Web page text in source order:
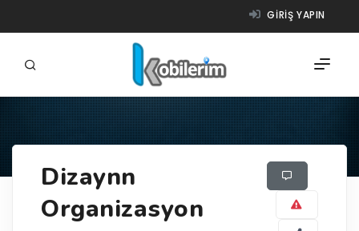
GIRIŞ YAPIN
ÜRÜNLER
NASIL ÇALIŞIR?
Dizaynn
Organizasyon